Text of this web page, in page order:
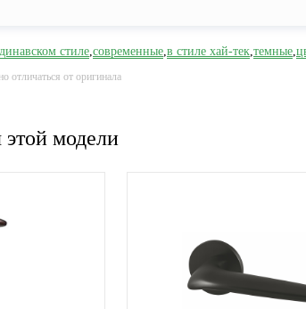
стиле,современные,в стиле хай-тек,темные,
отличаться от оригинала
модели